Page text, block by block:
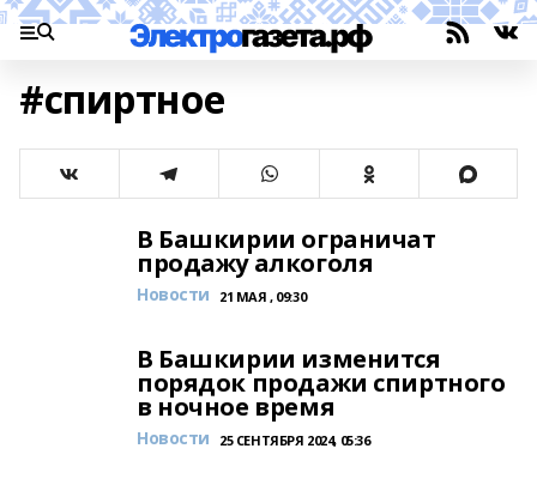
#спиртное
В Башкирии ограничат
продажу алкоголя
Новости 21 МАЯ , 09:30
В Башкирии изменится
порядок продажи спиртного
в ночное время
Новости 25 СЕНТЯБРЯ 2024, 05:36